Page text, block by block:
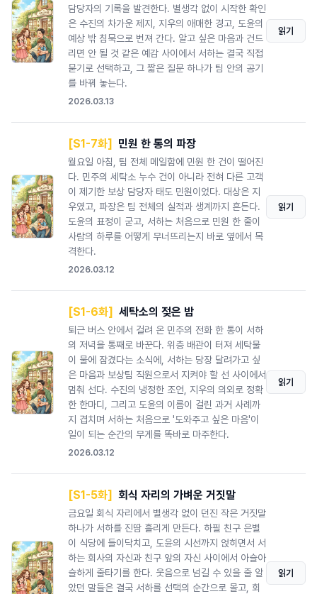
담당자의 기록을 발견한다. 별생각 없이 시작한 확인
은 수진의 차가운 제지, 지우의 애매한 경고, 도윤의
예상 밖 침묵으로 번져 간다. 알고 싶은 마음과 건드
리면 안 될 것 같은 예감 사이에서 서하는 결국 직접
묻기로 선택하고, 그 짧은 질문 하나가 팀 안의 공기
를 바꿔 놓는다.
2026.03.13
읽기
[S1-7화] 민원 한 통의 파장
월요일 아침, 팀 전체 메일함에 민원 한 건이 떨어진
다. 민주의 세탁소 누수 건이 아니라 전혀 다른 고객
이 제기한 보상 담당자 태도 민원이었다. 대상은 지
우였고, 파장은 팀 전체의 실적과 생계까지 흔든다.
도윤의 표정이 굳고, 서하는 처음으로 민원 한 줄이
사람의 하루를 어떻게 무너뜨리는지 바로 옆에서 목
격한다.
2026.03.12
읽기
[S1-6화] 세탁소의 젖은 밤
퇴근 버스 안에서 걸려 온 민주의 전화 한 통이 서하
의 저녁을 통째로 바꾼다. 위층 배관이 터져 세탁물
이 물에 잠겼다는 소식에, 서하는 당장 달려가고 싶
은 마음과 보상팀 직원으로서 지켜야 할 선 사이에서
멈춰 선다. 수진의 냉정한 조언, 지우의 의외로 정확
한 한마디, 그리고 도윤의 이름이 걸린 과거 사례까
지 겹치며 서하는 처음으로 '도와주고 싶은 마음'이
일이 되는 순간의 무게를 똑바로 마주한다.
2026.03.12
읽기
[S1-5화] 회식 자리의 가벼운 거짓말
금요일 회식 자리에서 별생각 없이 던진 작은 거짓말
하나가 서하를 진땀 흘리게 만든다. 하필 친구 은별
이 식당에 들이닥치고, 도윤의 시선까지 얹히면서 서
하는 회사의 자신과 친구 앞의 자신 사이에서 아슬아
슬하게 줄타기를 한다. 웃음으로 넘길 수 있을 줄 알
았던 말들은 결국 서하를 선택의 순간으로 몰고, 회
읽기